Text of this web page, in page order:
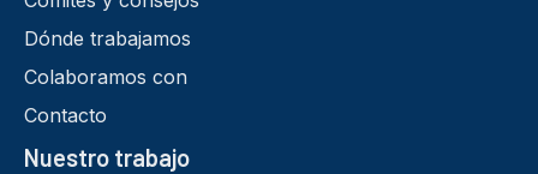
Dónde trabajamos
Colaboramos con
Contacto
Nuestro trabajo